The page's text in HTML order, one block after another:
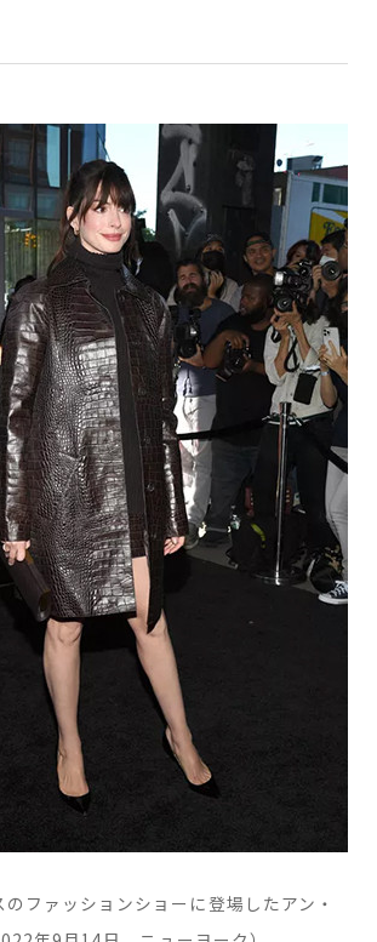
ファッションショーに登場したアン・